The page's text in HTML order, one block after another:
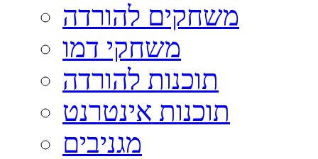
משחקים להורדה
משחקי דמו
תוכנות להורדה
תוכנות אינטרנט
מגניבים